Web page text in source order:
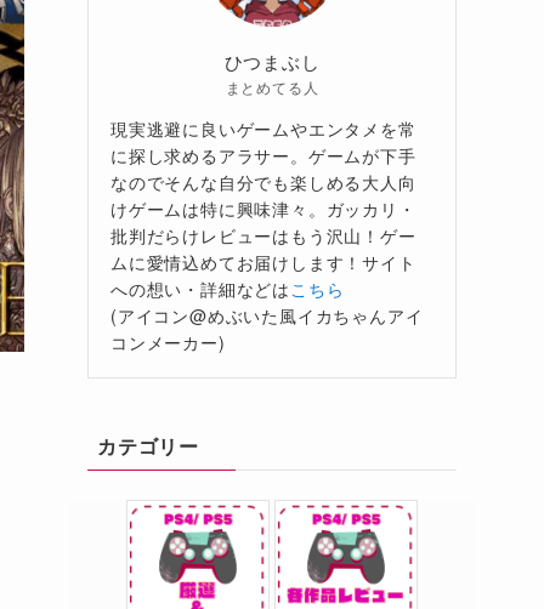
ひつまぶし
まとめてる人
現実逃避に良いゲームやエンタメを常
に探し求めるアラサー。ゲームが下手
なのでそんな自分でも楽しめる大人向
けゲームは特に興味津々。ガッカリ・
批判だらけレビューはもう沢山！ゲー
ムに愛情込めてお届けします！サイト
への想い・詳細などはこちら
(アイコン@めぶいた風イカちゃんアイ
コンメーカー)
カテゴリー